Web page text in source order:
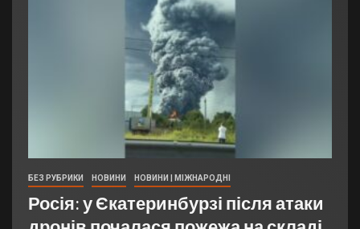
БЕЗ РУБРИКИ НОВИНИ НОВИНИ | МІЖНАРОДНІ
Росія: у Єкатеринбурзі після атаки